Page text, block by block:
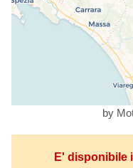
by
E' disponibile